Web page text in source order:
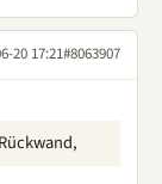
20 17:21#8063907